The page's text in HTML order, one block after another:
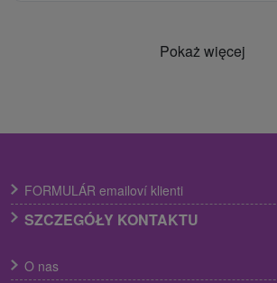
Pokaż więcej
FORMULÁR emailoví klienti
SZCZEGÓŁY KONTAKTU
O nas